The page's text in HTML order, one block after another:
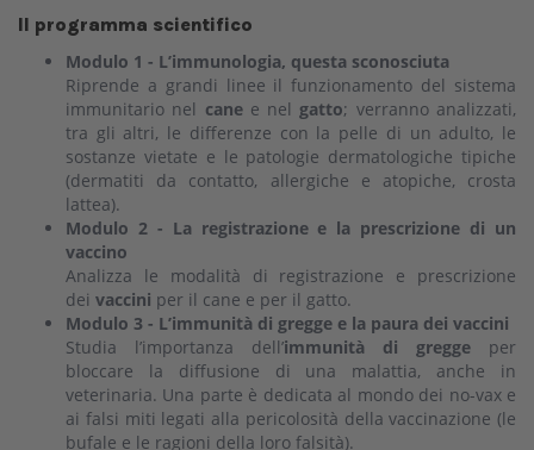
Il programma scientifico
Modulo 1 - L’immunologia, questa sconosciuta
Riprende a grandi linee il funzionamento del sistema
immunitario nel canee nel gatto; verranno analizzati,
tra gli altri, le differenze con la pelle di un adulto, le
sostanze vietate e le patologie dermatologiche tipiche
(dermatiti da contatto, allergiche e atopiche, crosta
lattea).
Modulo 2 - La registrazione e la prescrizione di un
vaccino
Analizza le modalità di registrazione e prescrizione
dei vaccini per il cane e per il gatto.
Modulo 3 - L’immunità di gregge e la paura dei vaccini
Studia l’importanza dell’immunità di gregge per
bloccare la diffusione di una malattia, anche in
veterinaria. Una parte è dedicata al mondo dei no-vax e
ai falsi miti legati alla pericolosità della vaccinazione (le
bufale e le ragioni della loro falsità).